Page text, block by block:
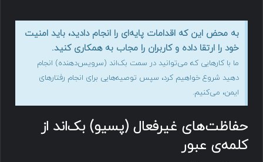
به محض این که اقدامات پایه‌ای را انجام دادید، باید امنیت
خود را ارتقا داده و کاربران را مجاب به همکاری کنید.
ما با کارهایی که می‌توانید در سمت بک‌اند (سرویس‌دهنده) انجام
دهید شروع خواهیم کرد، سپس توصیه‌هایی برای انجام رفتارهای
ایمن، می‌کنیم.
حفاظت‌های غیرفعال (پسیو) بک‌اند از
کلمه‌ی عبور